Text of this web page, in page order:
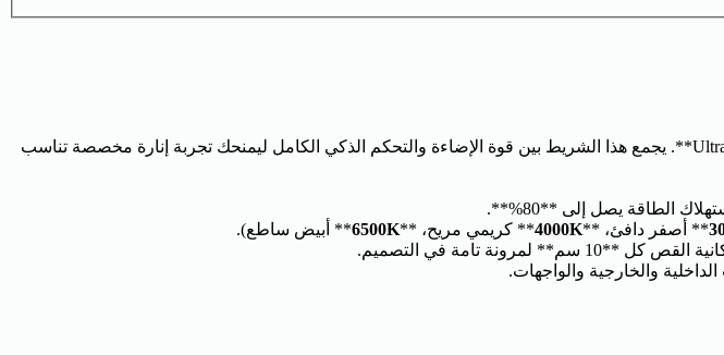
أضف لمسة من الفخامة والعصرية إلى مساحتك مع شريط الإضاءة المخفية الاحترافي من **Ultra Sonic Light**. يجمع هذا الشريط بين قوة الإضاءة والتحكم الذكي الكامل ليمنحك تجربة إنارة مخصصة تناسب
** أصفر دافئ، **4000K** كريمي مريح، **6500K** أبيض ساطع).